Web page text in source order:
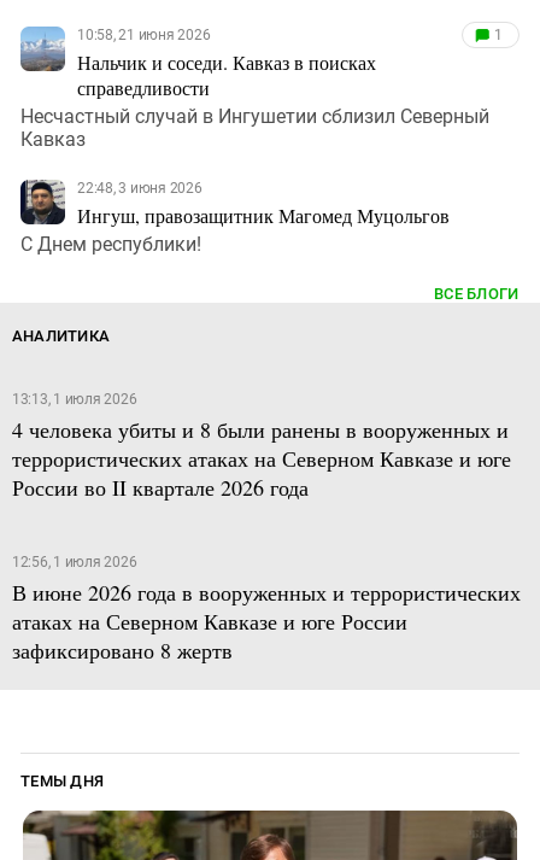
10:58, 21 июня 2026
Нальчик и соседи. Кавказ в поисках
справедливости
1
Несчастный случай в Ингушетии сблизил Северный
Кавказ
22:48, 3 июня 2026
Ингуш, правозащитник Магомед Муцольгов
С Днем республики!
ВСЕ БЛОГИ
АНАЛИТИКА
13:13, 1 июля 2026
4 человека убиты и 8 были ранены в вооруженных и
террористических атаках на Северном Кавказе и юге
России во II квартале 2026 года
12:56, 1 июля 2026
В июне 2026 года в вооруженных и террористических
атаках на Северном Кавказе и юге России
зафиксировано 8 жертв
ТЕМЫ ДНЯ